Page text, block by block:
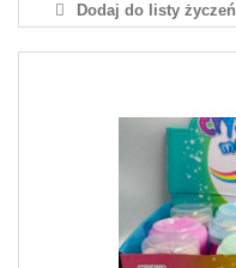
Dodaj do listy życzeń